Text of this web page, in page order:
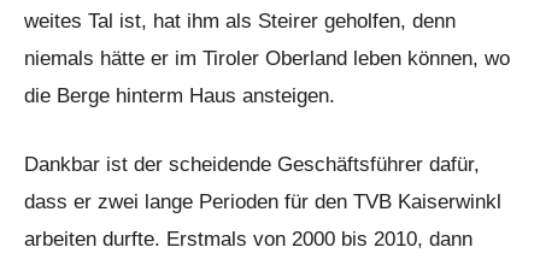
weites Tal ist, hat ihm als Steirer geholfen, denn
niemals hätte er im Tiroler Oberland leben können, wo
die Berge hinterm Haus ansteigen.
Dankbar ist der scheidende Geschäftsführer dafür,
dass er zwei lange Perioden für den TVB Kaiserwinkl
arbeiten durfte. Erstmals von 2000 bis 2010, dann